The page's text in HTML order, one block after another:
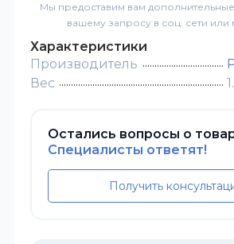
Мы предоставим вам
вашему запросу в соц. сети
Характеристики
Производитель
Вес
Остались вопросы о
Специалисты ответят!
Получить